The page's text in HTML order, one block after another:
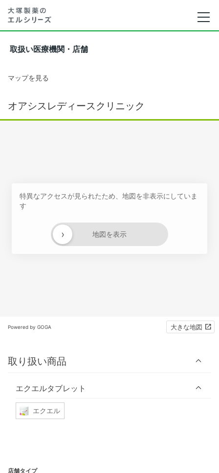
取扱い医療機関・店舗
マップを見る
オアシスレディースクリニック
特異なアクセスが見られたため、地図を非表示にしていま
す
地図を表示
›
Powered by GOGA 大きな地図
取り扱い商品
エクエルタブレット
エクエル
店舗タイプ